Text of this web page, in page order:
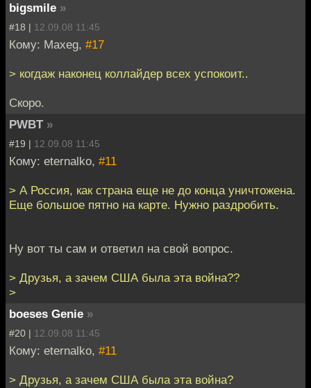
bigsmile »
#18 | 12.09.08 11:45
Кому: Maxeg, #17
> когдаж наконец коллайдер всех успокоит..
Скоро.
PWBT »
#19 | 12.09.08 11:45
Кому: eternalko, #11
> А Россия, как страна еще не до конца уничтожена.
Еще большое пятно на карте. Нужно раздробить.
Ну вот ты сам и ответил на свой вопрос.
> Друзья, а зачем США была эта война??
>
boeses Genie »
#20 | 12.09.08 11:45
Кому: eternalko, #11
> Друзья, а зачем США была эта война?